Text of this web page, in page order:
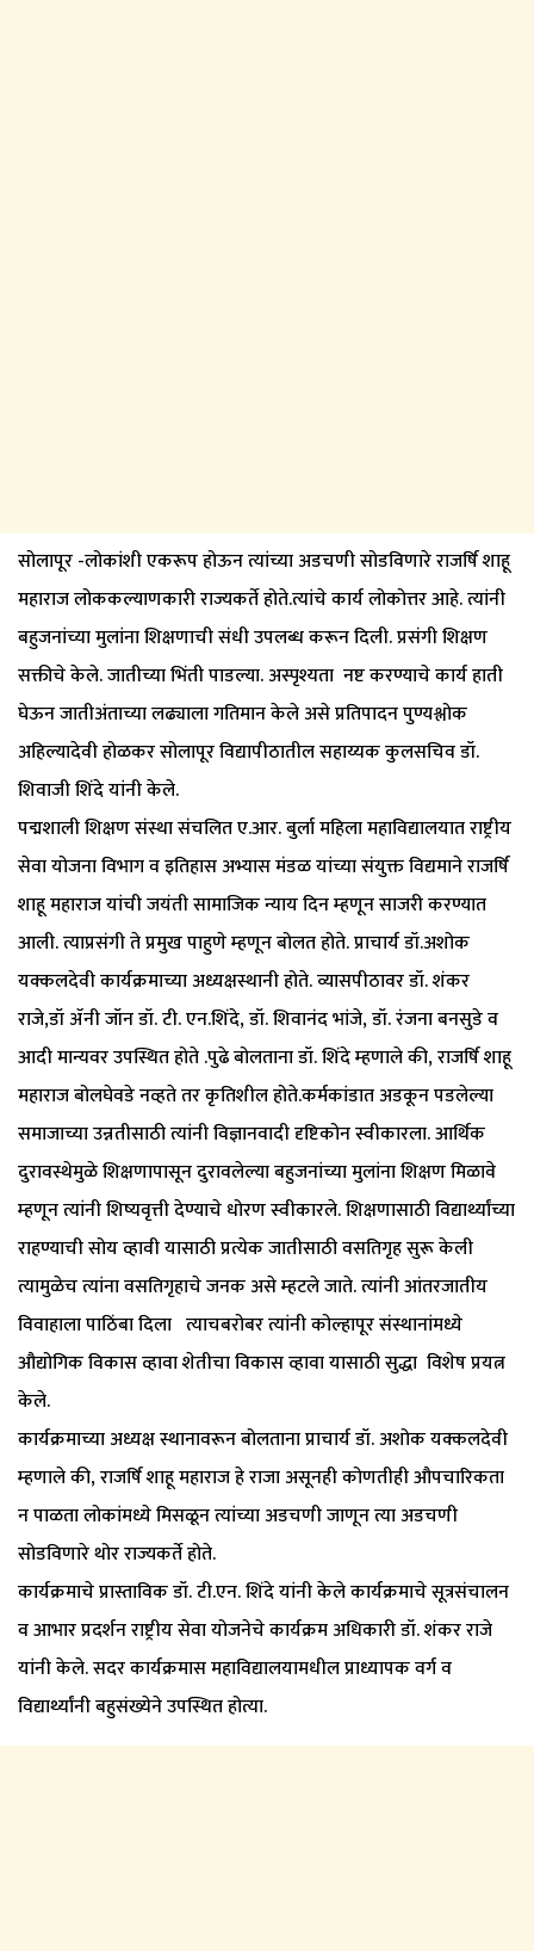
सोलापूर -लोकांशी एकरूप होऊन त्यांच्या अडचणी सोडविणारे राजर्षि शाहू
महाराज लोककल्याणकारी राज्यकर्ते होते.त्यांचे कार्य लोकोत्तर आहे. त्यांनी
बहुजनांच्या मुलांना शिक्षणाची संधी उपलब्ध करून दिली. प्रसंगी शिक्षण
सक्तीचे केले. जातीच्या भिंती पाडल्या. अस्पृश्यता नष्ट करण्याचे कार्य हाती
घेऊन जातीअंताच्या लढ्याला गतिमान केले असे प्रतिपादन पुण्यश्लोक
अहिल्यादेवी होळकर सोलापूर विद्यापीठातील सहाय्यक कुलसचिव डॉ.
शिवाजी शिंदे यांनी केले.
पद्मशाली शिक्षण संस्था संचलित ए.आर. बुर्ला महिला महाविद्यालयात राष्ट्रीय
सेवा योजना विभाग व इतिहास अभ्यास मंडळ यांच्या संयुक्त विद्यमाने राजर्षि
शाहू महाराज यांची जयंती सामाजिक न्याय दिन म्हणून साजरी करण्यात
आली. त्याप्रसंगी ते प्रमुख पाहुणे म्हणून बोलत होते. प्राचार्य डॉ.अशोक
यक्कलदेवी कार्यक्रमाच्या अध्यक्षस्थानी होते. व्यासपीठावर डॉ. शंकर
राजे,डॉ ॲनी जॉन डॉ. टी. एन.शिंदे, डॉ. शिवानंद भांजे, डॉ. रंजना बनसुडे व
आदी मान्यवर उपस्थित होते .पुढे बोलताना डॉ. शिंदे म्हणाले की, राजर्षि शाहू
महाराज बोलघेवडे नव्हते तर कृतिशील होते.कर्मकांडात अडकून पडलेल्या
समाजाच्या उन्नतीसाठी त्यांनी विज्ञानवादी दृष्टिकोन स्वीकारला. आर्थिक
दुरावस्थेमुळे शिक्षणापासून दुरावलेल्या बहुजनांच्या मुलांना शिक्षण मिळावे
म्हणून त्यांनी शिष्यवृत्ती देण्याचे धोरण स्वीकारले. शिक्षणासाठी विद्यार्थ्यांच्या
राहण्याची सोय व्हावी यासाठी प्रत्येक जातीसाठी वसतिगृह सुरू केली
त्यामुळेच त्यांना वसतिगृहाचे जनक असे म्हटले जाते. त्यांनी आंतरजातीय
विवाहाला पाठिंबा दिला त्याचबरोबर त्यांनी कोल्हापूर संस्थानांमध्ये
औद्योगिक विकास व्हावा शेतीचा विकास व्हावा यासाठी सुद्धा विशेष प्रयत्न
केले.
कार्यक्रमाच्या अध्यक्ष स्थानावरून बोलताना प्राचार्य डॉ. अशोक यक्कलदेवी
म्हणाले की, राजर्षि शाहू महाराज हे राजा असूनही कोणतीही औपचारिकता
न पाळता लोकांमध्ये मिसळून त्यांच्या अडचणी जाणून त्या अडचणी
सोडविणारे थोर राज्यकर्ते होते.
कार्यक्रमाचे प्रास्ताविक डॉ. टी.एन. शिंदे यांनी केले कार्यक्रमाचे सूत्रसंचालन
व आभार प्रदर्शन राष्ट्रीय सेवा योजनेचे कार्यक्रम अधिकारी डॉ. शंकर राजे
यांनी केले. सदर कार्यक्रमास महाविद्यालयामधील प्राध्यापक वर्ग व
विद्यार्थ्यांनी बहुसंख्येने उपस्थित होत्या.